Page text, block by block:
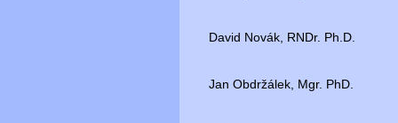
David Novák, RNDr. Ph.D.
Jan Obdržálek, Mgr. PhD.